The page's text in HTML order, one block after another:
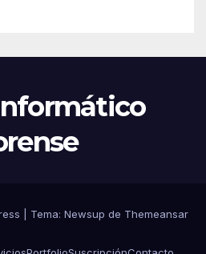
Tema: Newsup de Themeansar